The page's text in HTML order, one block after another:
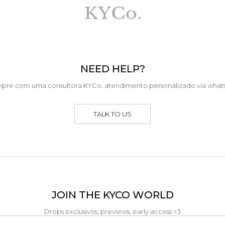
NEED HELP?
com uma consultora KYCo. atendimento personalizado via
TALK TO US
JOIN THE KYCO WORLD
Drops exclusivos, previews, early access <3